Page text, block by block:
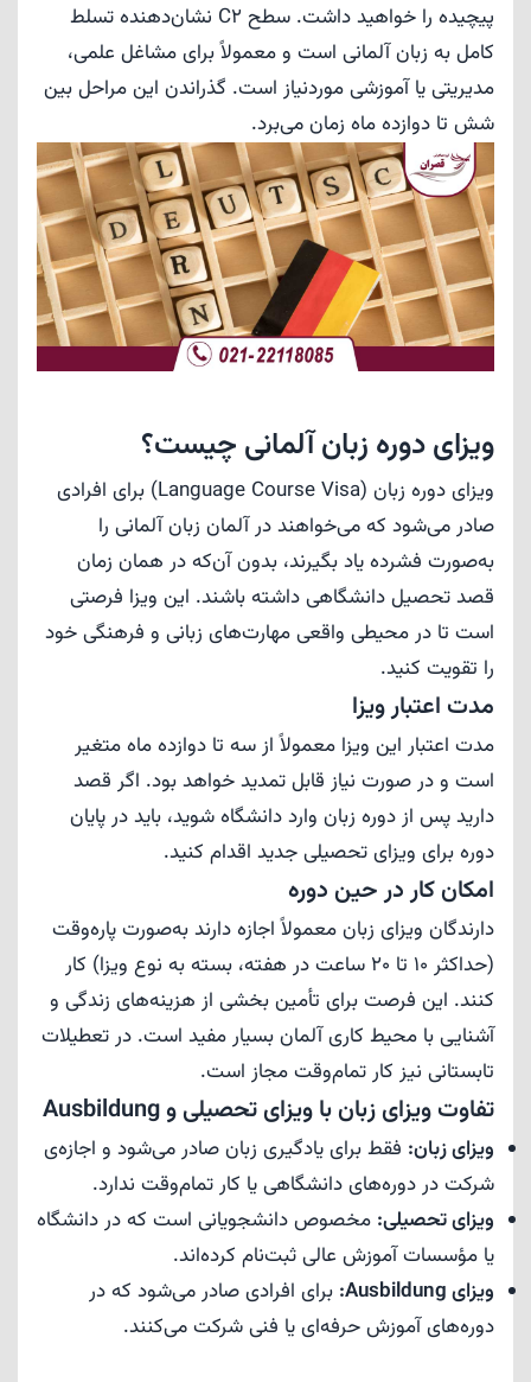
پیچیده را خواهید داشت. سطح C2 نشان‌دهنده تسلط
کامل به زبان آلمانی است و معمولاً برای مشاغل علمی،
مدیریتی یا آموزشی موردنیاز است. گذراندن این مراحل بین
شش تا دوازده ماه زمان می‌برد.
ویزای دوره زبان آلمانی چیست؟
ویزای دوره زبان (Language Course Visa) برای افرادی
صادر می‌شود که می‌خواهند در آلمان زبان آلمانی را
به‌صورت فشرده یاد بگیرند، بدون آن‌که در همان زمان
قصد تحصیل دانشگاهی داشته باشند. این ویزا فرصتی
است تا در محیطی واقعی مهارت‌های زبانی و فرهنگی خود
را تقویت کنید.
مدت اعتبار ویزا
مدت اعتبار این ویزا معمولاً از سه تا دوازده ماه متغیر
است و در صورت نیاز قابل تمدید خواهد بود. اگر قصد
دارید پس از دوره زبان وارد دانشگاه شوید، باید در پایان
دوره برای ویزای تحصیلی جدید اقدام کنید.
امکان کار در حین دوره
دارندگان ویزای زبان معمولاً اجازه دارند به‌صورت پاره‌وقت
(حداکثر 10 تا 20 ساعت در هفته، بسته به نوع ویزا) کار
کنند. این فرصت برای تأمین بخشی از هزینه‌های زندگی و
آشنایی با محیط کاری آلمان بسیار مفید است. در تعطیلات
تابستانی نیز کار تمام‌وقت مجاز است.
تفاوت ویزای زبان با ویزای تحصیلی و Ausbildung
ویزای زبان: فقط برای یادگیری زبان صادر می‌شود و اجازه‌ی
شرکت در دوره‌های دانشگاهی یا کار تمام‌وقت ندارد.
ویزای تحصیلی: مخصوص دانشجویانی است که در دانشگاه
یا مؤسسات آموزش عالی ثبت‌نام کرده‌اند.
ویزای Ausbildung:
برای افرادی صادر می‌شود که در
دوره‌های آموزش حرفه‌ای یا فنی شرکت می‌کنند.